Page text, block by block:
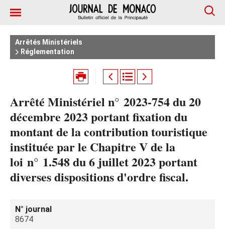
Arrêtés Ministériels
Réglementation
Arrêté Ministériel n° 2023-754 du 20
décembre 2023 portant fixation du
montant de la contribution touristique
instituée par le Chapitre V de la
loi n° 1.548 du 6 juillet 2023 portant
diverses dispositions d'ordre fiscal.
N° journal
8674